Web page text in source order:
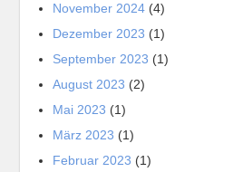
November 2024 (4)
Dezember 2023 (1)
September 2023 (1)
August 2023 (2)
Mai 2023 (1)
März 2023 (1)
Februar 2023 (1)